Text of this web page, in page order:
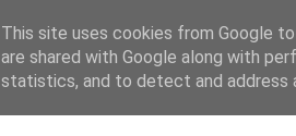
This site uses cookies from Google
are shared with Google along with
statistics, and to detect and address